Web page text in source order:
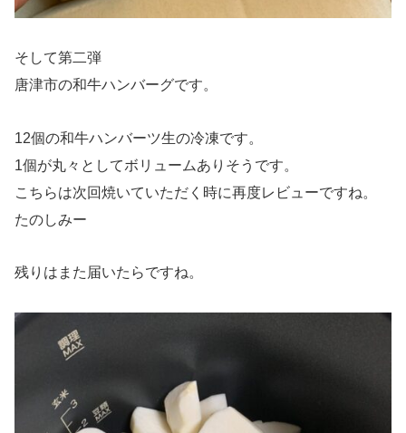
そして第二弾
唐津市の和牛ハンバーグです。
12個の和牛ハンバーツ生の冷凍です。
1個が丸々としてボリュームありそうです。
こちらは次回焼いていただく時に再度レビューですね。
たのしみー
残りはまた届いたらですね。